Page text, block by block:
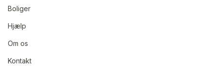
Boliger
Hjælp
Om os
Kontakt